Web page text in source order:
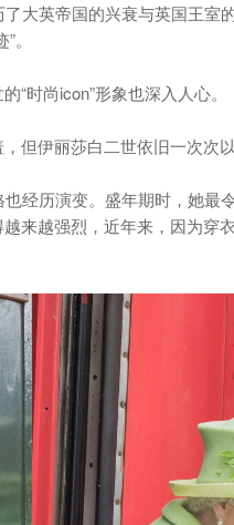
大英帝国的兴衰与英国王室
。
“时尚icon”形象也深入人心。
但伊丽莎白二世依旧一次次
经历演变。盛年期时，她
来越强烈，近年来，因为穿